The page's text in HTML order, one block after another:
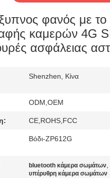
φανός με το
καμερών 4G
ασφάλειας
Shenzhen, Κίνα
ODM,OEM
CE,ROHS,FCC
Βόδι-ZP612G
bluetooth κάμερα σωμάτων,
υπέρυθρη κάμερα σωμάτων